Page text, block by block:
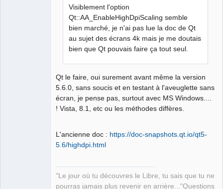
Visiblement l'option
Qt::AA_EnableHighDpiScaling semble
bien marché, je n'ai pas lue la doc de Qt
au sujet des écrans 4k mais je me doutais
bien que Qt pouvais faire ça tout seul.
Qt le faire, oui surement avant même la version
5.6.0, sans soucis et en testant à l'aveuglette sans
écran, je pense pas, surtout avec MS Windows....
! Vista, 8.1, etc ou les méthodes diffères.
L'ancienne doc : https://doc-snapshots.qt.io/qt5-
5.6/highdpi.html
"Le jour où tu découvres le Libre, tu sais que tu ne
pourras jamais plus revenir en arrière..."Questions